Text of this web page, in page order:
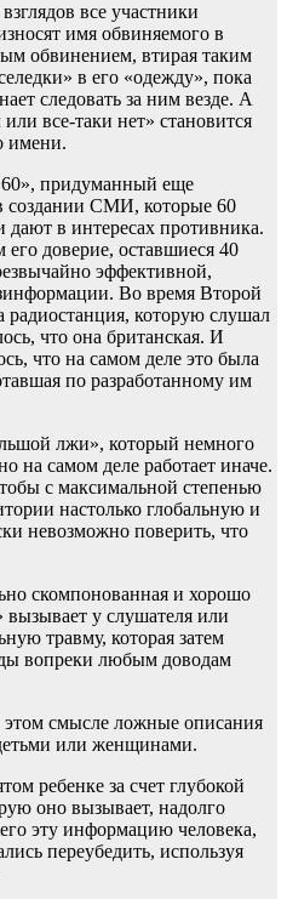
все участники
имя обвиняемого в
обвинением, втирая таким
в его «одежду», пока
следовать за ним везде. А
все-таки нет» становится
имени.
придуманный еще
создании СМИ, которые 60
в интересах противника.
его доверие, оставшиеся 40
эффективной,
Во время Второй
которую слушал
что она британская. И
что на самом деле это была
по разработанному им
лжи», который немного
на самом деле работает иначе.
с максимальной степенью
настолько глобальную и
невозможно поверить, что
скомпонованная и хорошо
у слушателя или
травму, которая затем
вопреки любым доводам
смысле ложные описания
или женщинами.
ребенке за счет глубокой
оно вызывает, надолго
эту информацию человека,
переубедить, используя